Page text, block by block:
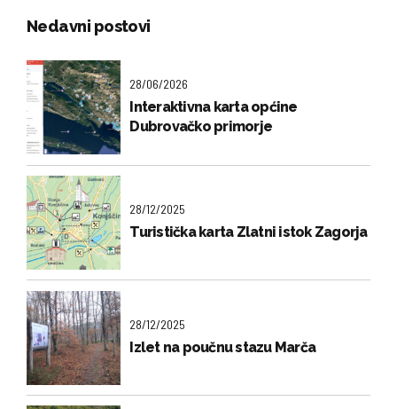
Nedavni postovi
28/06/2026
Interaktivna karta općine
Dubrovačko primorje
28/12/2025
Turistička karta Zlatni istok Zagorja
28/12/2025
Izlet na poučnu stazu Marča